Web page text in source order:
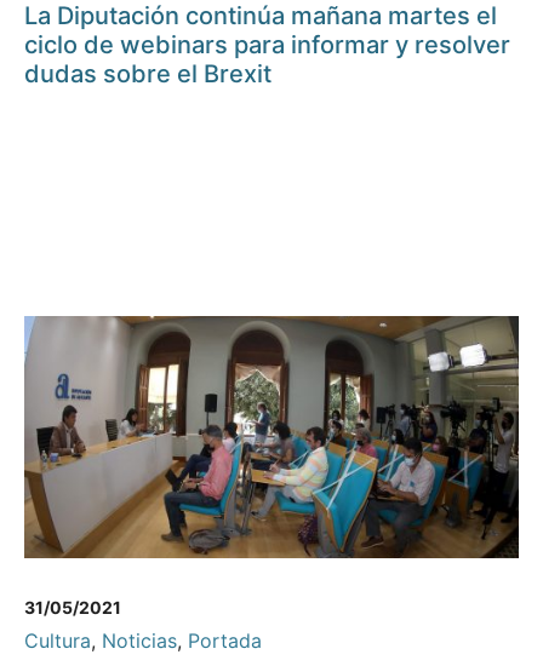
La Diputación continúa mañana martes el
ciclo de webinars para informar y resolver
dudas sobre el Brexit
31/05/2021
Cultura, Noticias, Portada